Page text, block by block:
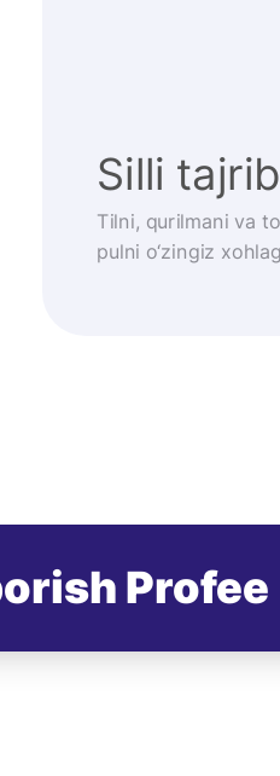
Silli
Tilni, qurilmani va
pulni o‘zingiz
Profee